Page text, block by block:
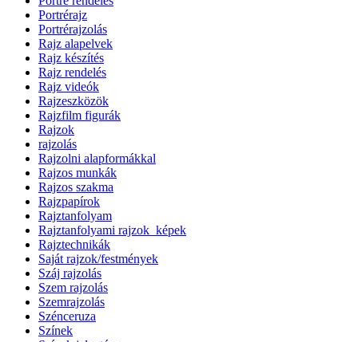
Portrérajz
Portrérajzolás
Rajz alapelvek
Rajz készítés
Rajz rendelés
Rajz videók
Rajzeszközök
Rajzfilm figurák
Rajzok
rajzolás
Rajzolni alapformákkal
Rajzos munkák
Rajzos szakma
Rajzpapírok
Rajztanfolyam
Rajztanfolyami rajzok_képek
Rajztechnikák
Saját rajzok/festmények
Száj rajzolás
Szem rajzolás
Szemrajzolás
Szénceruza
Színek